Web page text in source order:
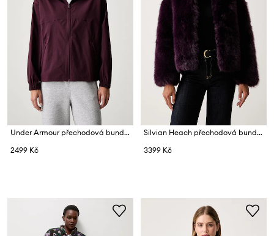
Under Armour přechodová bunda dámská Unstoppable
2499 Kč
Silvian Heach přechodová bunda dámská UNNAT
3399 Kč